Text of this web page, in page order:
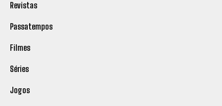
Revistas
Passatempos
Filmes
Séries
Jogos